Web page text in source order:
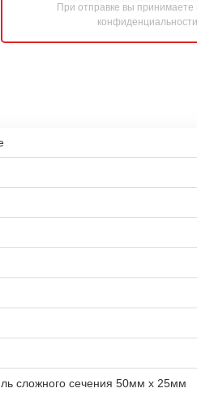
При отправке вы принимаете
конфиденциальности
сложного сечения 50мм х 25мм